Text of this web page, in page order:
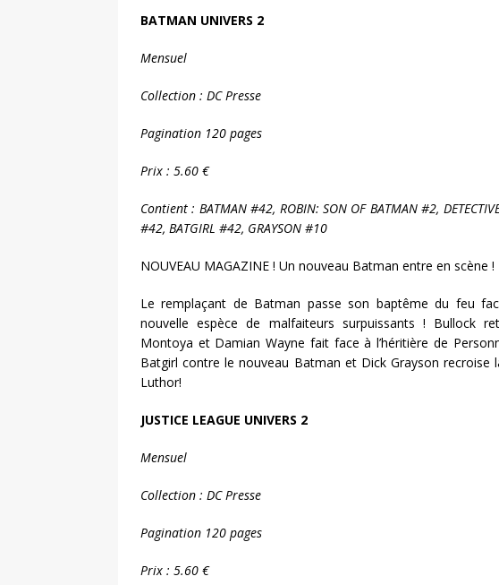
BATMAN UNIVERS 2
Mensuel
Collection : DC Presse
Pagination 120 pages
Prix : 5.60 €
Contient : BATMAN #42, ROBIN: SON OF BATMAN #2,
#42, BATGIRL #42, GRAYSON #10
NOUVEAU MAGAZINE ! Un nouveau Batman entre en scène !
Le remplaçant de Batman passe son baptême du feu
nouvelle espèce de malfaiteurs surpuissants ! Bullock
Montoya et Damian Wayne fait face à l’héritière de
Batgirl contre le nouveau Batman et Dick Grayson
Luthor!
JUSTICE LEAGUE UNIVERS 2
Mensuel
Collection : DC Presse
Pagination 120 pages
Prix : 5.60 €